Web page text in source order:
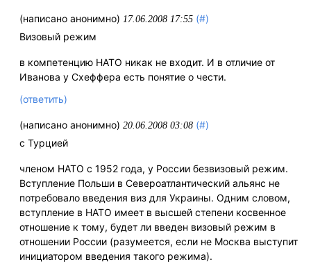
(написано анонимно) 17.06.2008 17:55 (#)
Визовый режим
в компетенцию НАТО никак не входит. И в отличие от
Иванова у Схеффера есть понятие о чести.
(ответить)
(написано анонимно) 20.06.2008 03:08 (#)
с Турцией
членом НАТО с 1952 года, у России безвизовый режим.
Вступление Польши в Североатлантический альянс не
потребовало введения виз для Украины. Одним словом,
вступление в НАТО имеет в высшей степени косвенное
отношение к тому, будет ли введен визовый режим в
отношении России (разумеется, если не Москва выступит
инициатором введения такого режима).